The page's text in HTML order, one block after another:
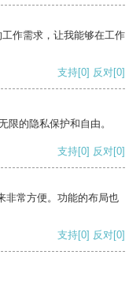
作需求，让我能够在工作
支持[0] 反对[0]
限的隐私保护和自由。
支持[0] 反对[0]
非常方便。功能的布局也
支持[0] 反对[0]